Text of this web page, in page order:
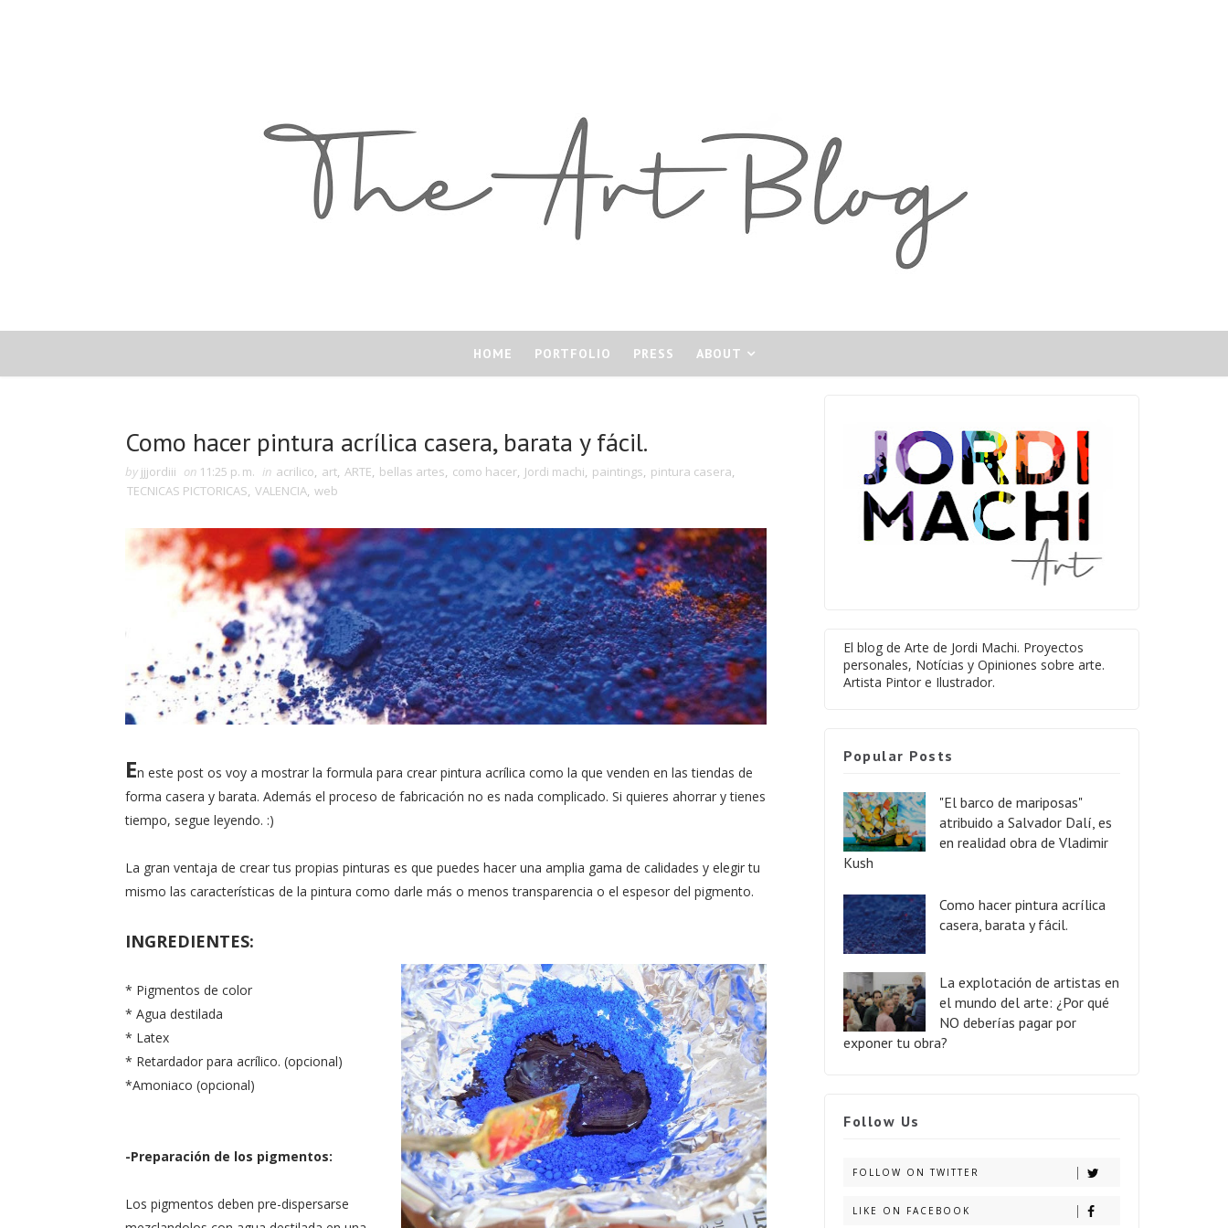
HOME PORTFOLIO PRESS ABOUT
Como hacer pintura acrílica casera, barata y fácil.
by jjjordiii on 11:25 p. m. in acrilico, art, ARTE, bellas artes, como hacer, Jordi machi, paintings, pintura casera,
TECNICAS PICTORICAS, VALENCIA, web
En este post os voy a mostrar la formula para crear pintura acrílica como la que venden en las tiendas de
forma casera y barata. Además el proceso de fabricación no es nada complicado. Si quieres ahorrar y tienes
tiempo, segue leyendo. :)
La gran ventaja de crear tus propias pinturas es que puedes hacer una amplia gama de calidades y elegir tu
mismo las características de la pintura como darle más o menos transparencia o el espesor del pigmento.
INGREDIENTES:
* Pigmentos de color
* Agua destilada
* Latex
* Retardador para acrílico. (opcional)
*Amoniaco (opcional)
-Preparación de los pigmentos:
Los pigmentos deben pre-dispersarse
El blog de Arte de Jordi Machi. Proyectos
personales, Notícias y Opiniones sobre arte.
Artista Pintor e Ilustrador.
Popular Posts
"El barco de mariposas"
atribuido a Salvador Dalí, es
en realidad obra de Vladimir
Kush
Como hacer pintura acrílica
casera, barata y fácil.
La explotación de artistas en
el mundo del arte: ¿Por qué
NO deberías pagar por
exponer tu obra?
Follow Us
FOLLOW ON TWITTER
LIKE ON FACEBOOK